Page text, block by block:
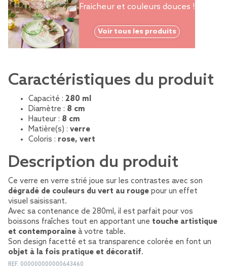
Fraicheur et couleurs douces !
Voir tous les produits
Caractéristiques du produit
Capacité : 280 ml
Diamètre : 8 cm
Hauteur : 8 cm
Matière(s) : verre
Coloris : rose, vert
Description du produit
Ce verre en verre strié joue sur les contrastes avec son
dégradé de couleurs du vert au rouge pour un effet
visuel saisissant.
Avec sa contenance de 280ml, il est parfait pour vos
boissons fraîches tout en apportant une touche artistique
et contemporaine à votre table.
Son design facetté et sa transparence colorée en font un
objet à la fois pratique et décoratif.
REF. 000000000000643460